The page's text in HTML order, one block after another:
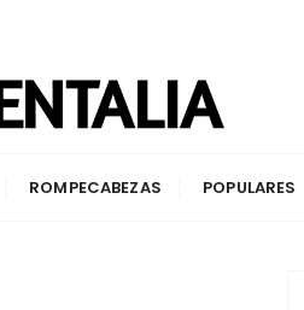
ROMPECABEZAS POPULARES